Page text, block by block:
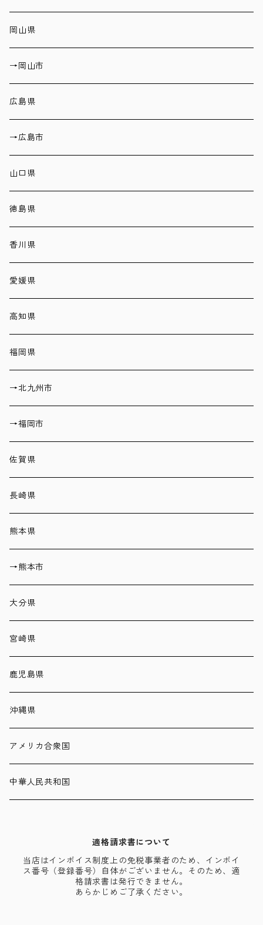
岡山県
→岡山市
広島県
→広島市
山口県
徳島県
香川県
愛媛県
高知県
福岡県
→北九州市
→福岡市
佐賀県
長崎県
熊本県
→熊本市
大分県
宮崎県
鹿児島県
沖縄県
アメリカ合衆国
中華人民共和国
適格請求書について
当店はインボイス制度上の免税事業者のため、インボイ
ス番号（登録番号）自体がございません。そのため、適
格請求書は発行できません。
あらかじめご了承ください。